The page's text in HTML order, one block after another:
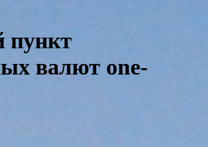
пункт
валют one-